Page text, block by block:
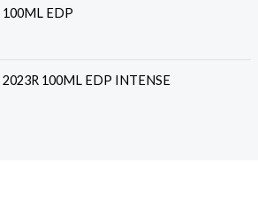
EDP
100ML EDP INTENSE